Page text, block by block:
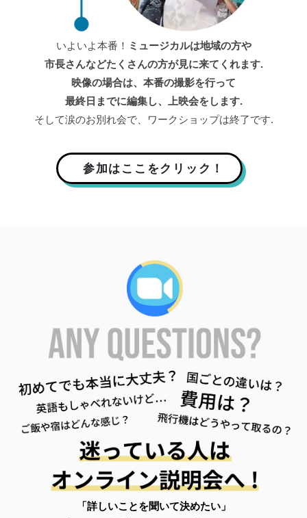
いよいよ本番！ ミュージカルは地域の方や
市長さんなどたくさんの方が見に来てくれます.
映像の場合は、本番の撮影を行って
最終日までに編集し、上映会をします.
そして涙のお別れ会で、ワークショップは終了です.
参加はここをクリック！
「詳しいことを聞いて決めたい」